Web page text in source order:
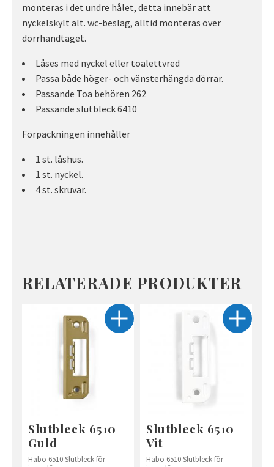
monteras i det undre hålet, detta innebär att
nyckelskylt alt. wc-beslag, alltid monteras över
dörrhandtaget.
Låses med nyckel eller toalettvred
Passa både höger- och vänsterhängda dörrar.
Passande Toa behören 262
Passande slutbleck 6410
Förpackningen innehåller
1 st. låshus.
1 st. nyckel.
4 st. skruvar.
RELATERADE PRODUKTER
Slutbleck 6510
Guld
Habo 6510 Slutbleck för
Slutbleck 6510
Vit
Habo 6510 Slutbleck för